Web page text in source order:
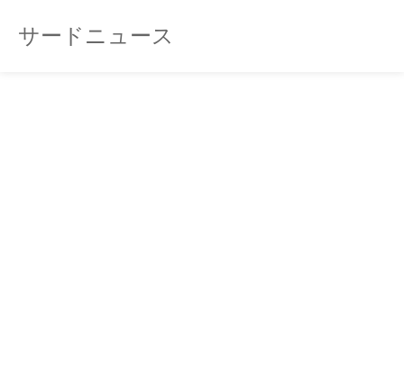
サードニュース